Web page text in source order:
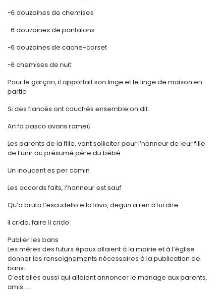
-6 douzaines de chemises
-6 douzaines de pantalons
-6 douzaines de cache-corset
-6 chemises de nuit
Pour le garçon, il apportait son linge et le linge de maison en
partie
Si des fiancés ont couchés ensemble on dit :
An fa pasco avans rameù
Les parents de la fille, vont solliciter pour l’honneur de leur fille
de l’unir au présumé père du bébé.
Un inoucent es per camin
Les accords faits, l’honneur est sauf
Qu’a bruta l’escudello e la lavo, degun a ren à lui dire
li crido, faire li crido
Publier les bans
Les mères des futurs époux allaient à la mairie et à l’église
donner les renseignements nécessaires à la publication de
bans.
C’est elles aussi qui allaient annoncer le mariage aux parents,
amis.....